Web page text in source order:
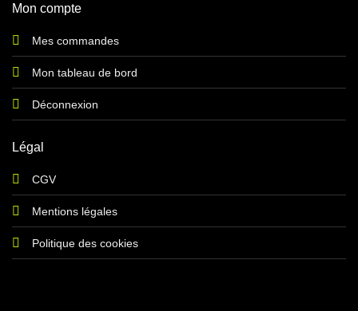
Mon compte
Mes commandes
Mon tableau de bord
Déconnexion
Légal
CGV
Mentions légales
Politique des cookies